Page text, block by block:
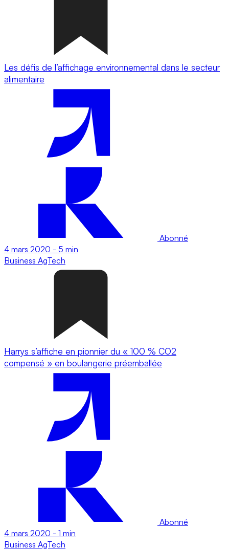
Les défis de l’affichage environnemental dans le secteur
alimentaire
Abonné
4 mars 2020 - 5 min
Business AgTech
Harrys s’affiche en pionnier du « 100 % CO2
compensé » en boulangerie préemballée
Abonné
4 mars 2020 - 1 min
Business AgTech